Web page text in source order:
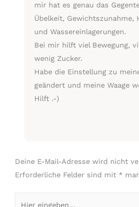
mir hat es genau das
Übelkeit, Gewichtszunahme,
und Wassereinlagerungen.
Bei mir hilft viel Bewegung,
wenig Zucker.
Habe die Einstellung zu
geändert und meine Waage
Hilft .-)
Deine E-Mail-Adresse wird nicht
Erforderliche Felder sind mit *